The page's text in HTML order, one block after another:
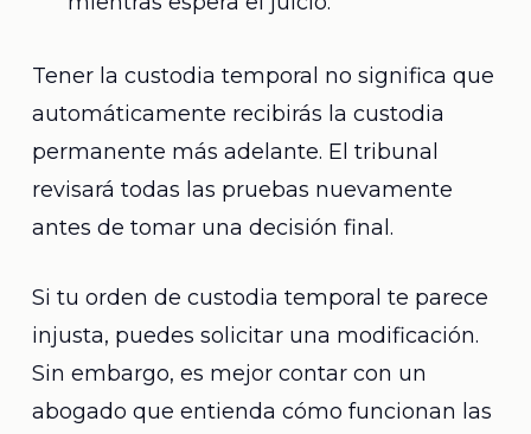
Tener la custodia temporal no significa que
automáticamente recibirás la custodia
permanente más adelante. El tribunal
revisará todas las pruebas nuevamente
antes de tomar una decisión final.
Si tu orden de custodia temporal te parece
injusta, puedes solicitar una modificación.
Sin embargo, es mejor contar con un
abogado que entienda cómo funcionan las